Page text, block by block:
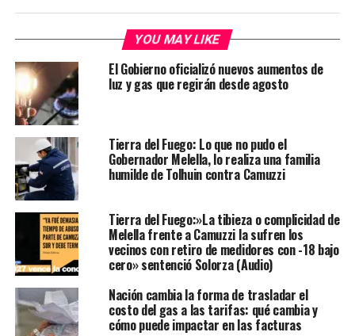
YOU MAY LIKE
El Gobierno oficializó nuevos aumentos de
luz y gas que regirán desde agosto
Tierra del Fuego: Lo que no pudo el
Gobernador Melella, lo realiza una familia
humilde de Tolhuin contra Camuzzi
Tierra del Fuego:»La tibieza o complicidad de
Melella frente a Camuzzi la sufren los
vecinos con retiro de medidores con -18 bajo
cero» sentenció Solorza (Audio)
Nación cambia la forma de trasladar el
costo del gas a las tarifas: qué cambia y
cómo puede impactar en las facturas